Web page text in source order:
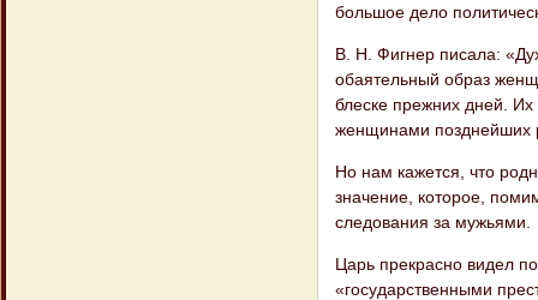
большое дело
В. Н. Фигнер писала:
обаятельный образ
блеске прежних дней.
женщинами позднейших
Но нам кажется, что
значение, которое,
следования за мужьями.
Царь прекрасно видел
«государственными